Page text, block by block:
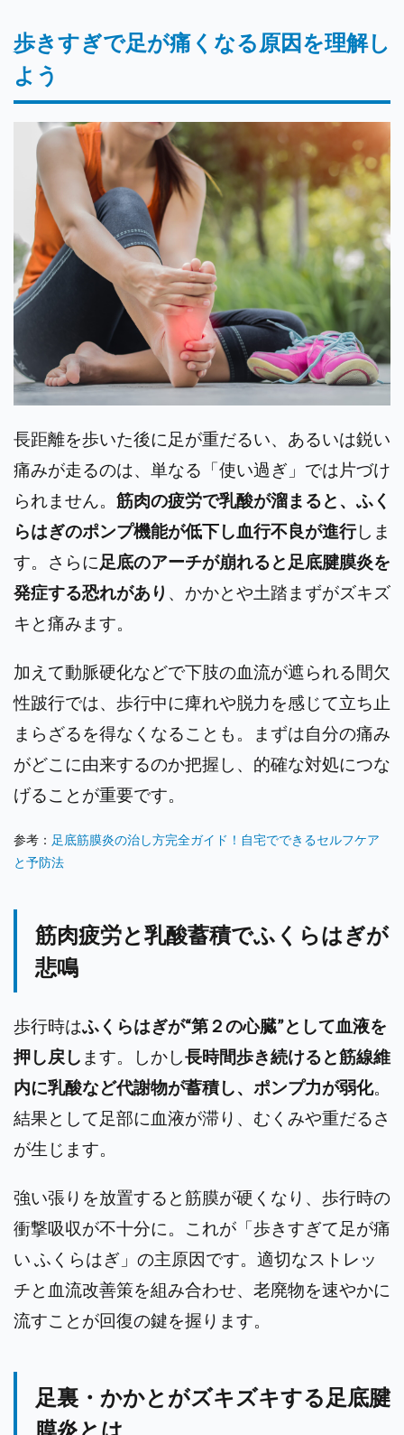
歩きすぎで足が痛くなる原因を理解し
よう
長距離を歩いた後に足が重だるい、あるいは鋭い
痛みが走るのは、単なる「使い過ぎ」では片づけ
られません。 筋肉の疲労で乳酸が溜まると、ふく
らはぎのポンプ機能が低下し血行不良が進行しま
す。さらに足底のアーチが崩れると足底腱膜炎を
発症する恐れがあり 、かかとや土踏まずがズキズ
キと痛みます。
加えて動脈硬化などで下肢の血流が遮られる間欠
性跛行では、歩行中に痺れや脱力を感じて立ち止
まらざるを得なくなることも。まずは自分の痛み
がどこに由来するのか把握し、的確な対処につな
げることが重要です。
参考： 足底筋膜炎の治し方完全ガイド！自宅でできるセルフケア
と予防法
筋肉疲労と乳酸蓄積でふくらはぎが
悲鳴
歩行時はふくらはぎが“第２の心臓”として血液を
押し戻し ます。しかし長時間歩き続けると筋線維
内に乳酸など代謝物が蓄積し、ポンプ力が弱化。
結果として足部に血液が滞り、むくみや重だるさ
が生じます。
強い張りを放置すると筋膜が硬くなり、歩行時の
衝撃吸収が不十分に。これが「歩きすぎて足が痛
い ふくらはぎ」の主原因です。 適切なストレッ
チと血流改善策を組み合わせ、老廃物を速やかに
流すことが回復の鍵を握ります。
足裏・かかとがズキズキする足底腱
膜炎とは